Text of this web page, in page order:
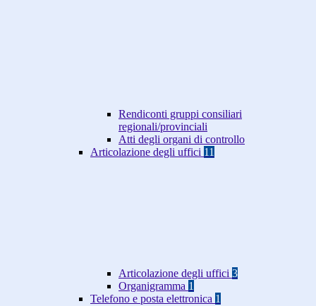
Rendiconti gruppi consiliari
regionali/provinciali
Atti degli organi di controllo
Articolazione degli uffici 11
Articolazione degli uffici 3
Organigramma 1
Telefono e posta elettronica 1